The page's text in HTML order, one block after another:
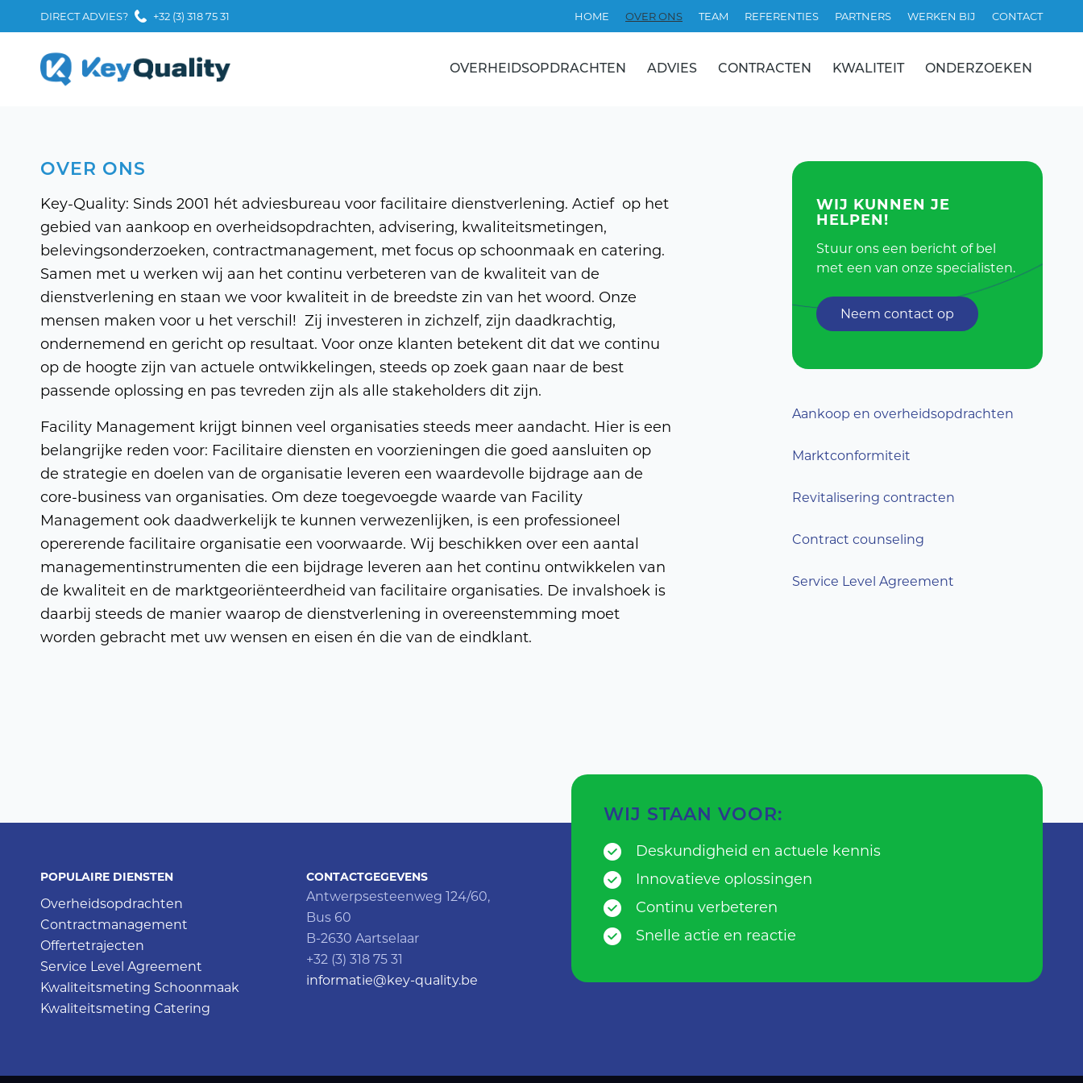
HOME OVER ONS TEAM REFERENTIES PARTNERS WERKEN BIJ CONTACT
DIRECT ADVIES? +32 (3) 318 75 31
OVERHEIDSOPDRACHTEN ADVIES CONTRACTEN KWALITEIT ONDERZOEKEN
OVER ONS
Key-Quality: Sinds 2001 hét adviesbureau voor facilitaire dienstverlening. Actief op het
gebied van aankoop en overheidsopdrachten, advisering, kwaliteitsmetingen,
belevingsonderzoeken, contractmanagement, met focus op schoonmaak en catering.
Samen met u werken wij aan het continu verbeteren van de kwaliteit van de
dienstverlening en staan we voor kwaliteit in de breedste zin van het woord. Onze
mensen maken voor u het verschil! Zij investeren in zichzelf, zijn daadkrachtig,
ondernemend en gericht op resultaat. Voor onze klanten betekent dit dat we continu
op de hoogte zijn van actuele ontwikkelingen, steeds op zoek gaan naar de best
passende oplossing en pas tevreden zijn als alle stakeholders dit zijn.
Facility Management krijgt binnen veel organisaties steeds meer aandacht. Hier is een
belangrijke reden voor: Facilitaire diensten en voorzieningen die goed aansluiten op
de strategie en doelen van de organisatie leveren een waardevolle bijdrage aan de
core-business van organisaties. Om deze toegevoegde waarde van Facility
Management ook daadwerkelijk te kunnen verwezenlijken, is een professioneel
opererende facilitaire organisatie een voorwaarde. Wij beschikken over een aantal
managementinstrumenten die een bijdrage leveren aan het continu ontwikkelen van
de kwaliteit en de marktgeoriënteerdheid van facilitaire organisaties. De invalshoek is
daarbij steeds de manier waarop de dienstverlening in overeenstemming moet
worden gebracht met uw wensen en eisen én die van de eindklant.
WIJ KUNNEN JE
HELPEN!
Stuur ons een bericht of bel
met een van onze specialisten.
Neem contact op
Aankoop en overheidsopdrachten
Marktconformiteit
Revitalisering contracten
Contract counseling
Service Level Agreement
POPULAIRE DIENSTEN
Overheidsopdrachten
Contractmanagement
Offertetrajecten
Service Level Agreement
Kwaliteitsmeting Schoonmaak
Kwaliteitsmeting Catering
CONTACTGEGEVENS
Antwerpsesteenweg 124/60,
Bus 60
B-2630 Aartselaar
+32 (3) 318 75 31
informatie@key-quality.be
WIJ STAAN VOOR:
Deskundigheid en actuele kennis
Innovatieve oplossingen
Continu verbeteren
Snelle actie en reactie